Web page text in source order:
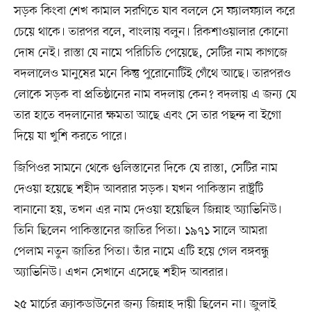
সড়ক কিংবা শেখ কামাল সরণিতে যাব বললে সে ফ্যালফ্যাল করে
চেয়ে থাকে। তারপর বলে, বাংলায় বলুন। রিকশাওয়ালার কোনো
দোষ নেই। রাস্তা যে নামে পরিচিতি পেয়েছে, সেটির নাম কাগজে
বদলালেও মানুষের মনে কিন্তু পুরোনোটিই গেঁথে আছে। তারপরও
লোকে সড়ক বা প্রতিষ্ঠানের নাম বদলায় কেন? বদলায় এ জন্য যে
তার হাতে বদলানোর ক্ষমতা আছে এবং সে তার পছন্দ বা ইগো
দিয়ে যা খুশি করতে পারে।
জিপিওর সামনে থেকে গুলিস্তানের দিকে যে রাস্তা, সেটির নাম
দেওয়া হয়েছে শহীদ আবরার সড়ক। যখন পাকিস্তান রাষ্ট্রটি
বানানো হয়, তখন এর নাম দেওয়া হয়েছিল জিন্নাহ অ্যাভিনিউ।
তিনি ছিলেন পাকিস্তানের জাতির পিতা। ১৯৭১ সালে আমরা
পেলাম নতুন জাতির পিতা। তাঁর নামে এটি হয়ে গেল বঙ্গবন্ধু
অ্যাভিনিউ। এখন সেখানে এসেছে শহীদ আবরার।
২৫ মার্চের ক্র্যাকডাউনের জন্য জিন্নাহ দায়ী ছিলেন না। জুলাই